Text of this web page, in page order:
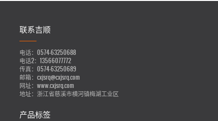
联系吉顺
电话： 0574-63250688
电话2： 13566077772
传真： 0574-63250689
邮箱： cxjsrq@cxjsrq.com
网址： www.cxjsrq.com
地址： 浙江省慈溪市横河镇梅湖工业区
产品标签